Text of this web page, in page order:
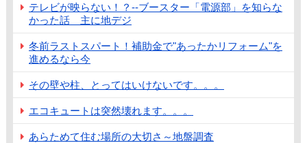
テレビが映らない！？--ブースター「電源部」を知らな
かった話 主に地デジ
冬前ラストスパート！補助金で"あったかリフォーム"を
進めるなら今
その壁や柱、とってはいけないです。。。
エコキュートは突然壊れます。。。
あらためて住む場所の大切さ～地盤調査